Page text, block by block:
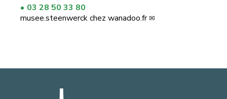
03 28 50 33 80
musee.steenwerckchez wanadoo.fr